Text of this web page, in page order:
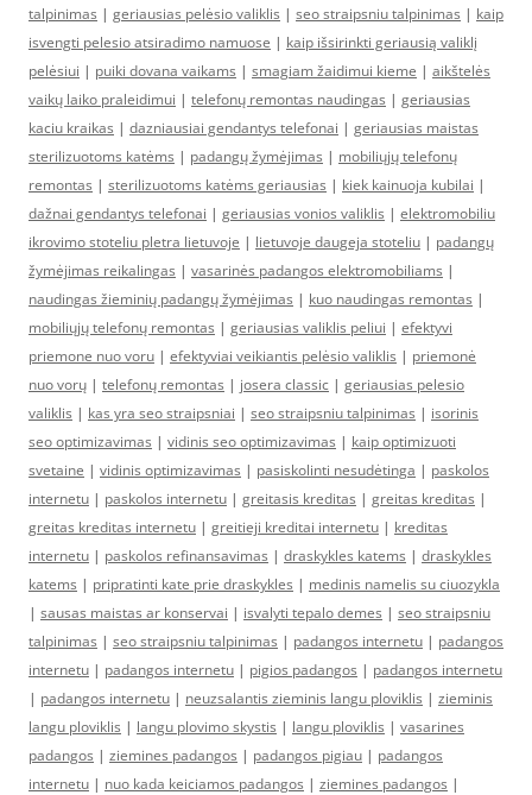
talpinimas | geriausias pelėsio valiklis | seo straipsniu talpinimas | kaip
isvengti pelesio atsiradimo namuose | kaip išsirinkti geriausią valiklį
pelėsiui | puiki dovana vaikams | smagiam žaidimui kieme | aikštelės
vaikų laiko praleidimui | telefonų remontas naudingas | geriausias
kaciu kraikas | dazniausiai gendantys telefonai | geriausias maistas
sterilizuotoms katėms | padangų žymėjimas | mobiliųjų telefonų
remontas | sterilizuotoms katėms geriausias | kiek kainuoja kubilai |
dažnai gendantys telefonai | geriausias vonios valiklis | elektromobiliu
ikrovimo stoteliu pletra lietuvoje | lietuvoje daugeja stoteliu | padangų
žymėjimas reikalingas | vasarinės padangos elektromobiliams |
naudingas žieminių padangų žymėjimas | kuo naudingas remontas |
mobiliųjų telefonų remontas | geriausias valiklis peliui | efektyvi
priemone nuo voru | efektyviai veikiantis pelėsio valiklis | priemonė
nuo vorų | telefonų remontas | josera classic | geriausias pelesio
valiklis | kas yra seo straipsniai | seo straipsniu talpinimas | isorinis
seo optimizavimas | vidinis seo optimizavimas | kaip optimizuoti
svetaine | vidinis optimizavimas | pasiskolinti nesudėtinga | paskolos
internetu | paskolos internetu | greitasis kreditas | greitas kreditas |
greitas kreditas internetu | greitieji kreditai internetu | kreditas
internetu | paskolos refinansavimas | draskykles katems | draskykles
katems | pripratinti kate prie draskykles | medinis namelis su ciuozykla
| sausas maistas ar konservai | isvalyti tepalo demes | seo straipsniu
talpinimas | seo straipsniu talpinimas | padangos internetu | padangos
internetu | padangos internetu | pigios padangos | padangos internetu
| padangos internetu | neuzsalantis zieminis langu ploviklis | zieminis
langu ploviklis | langu plovimo skystis | langu ploviklis | vasarines
padangos | ziemines padangos | padangos pigiau | padangos
internetu | nuo kada keiciamos padangos | ziemines padangos |